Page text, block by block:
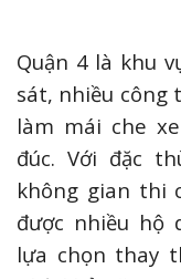
Quận 4 là khu
sát, nhiều công
làm mái che
đúc. Với đặc
không gian thi
được nhiều hộ
lựa chọn thay